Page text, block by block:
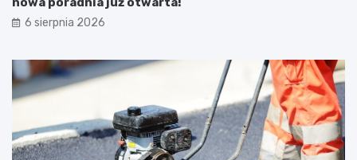
6 sierpnia 2026